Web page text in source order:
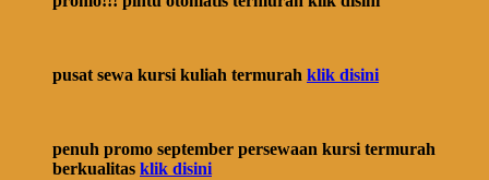
pusat sewa kursi kuliah termurah klik disini
penuh promo september persewaan kursi termurah
berkualitas klik disini